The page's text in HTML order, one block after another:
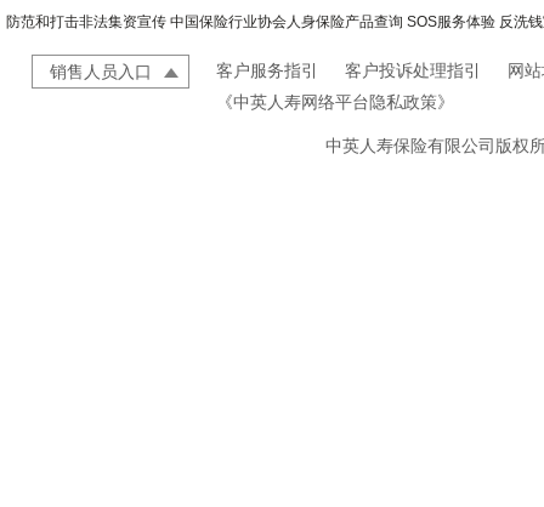
防范和打击非法集资宣传 中国保险行业协会人身保险产品查询 SOS服务体验 反洗
销售人员入口 客户服务指引 客户投诉处理指引
网
《中英人寿网络平台隐私政策》
中英人寿保险有限公司版权